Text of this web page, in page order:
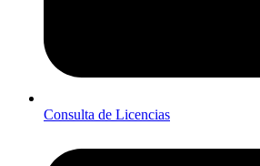
Consulta de Licencias